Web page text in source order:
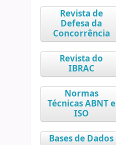
Revista de
Defesa da
Concorrência
Revista do
IBRAC
Normas
Técnicas ABNT e
ISO
Bases de Dados